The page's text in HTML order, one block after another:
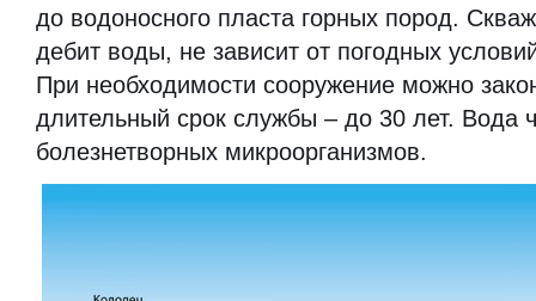
до водоносного пласта горных пород.
дебит воды, не зависит от погодных
При необходимости сооружение можно
длительный срок службы – до 30 лет. Вода
болезнетворных микроорганизмов.